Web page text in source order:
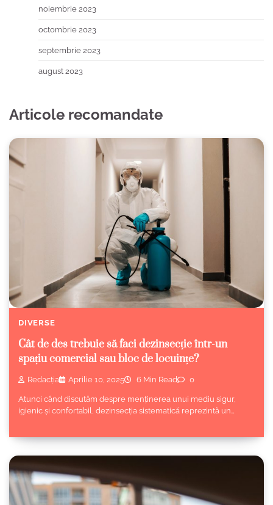
noiembrie 2023
octombrie 2023
septembrie 2023
august 2023
Articole recomandate
DIVERSE
Cât de des trebuie să faci dezinsecție într-un
spațiu comercial sau bloc de locuințe?
Redacția Aprilie 10, 2025 6 Min Read 0
Atunci când discutăm despre menținerea unui mediu sigur,
igienic și confortabil, dezinsecția sistematică reprezintă un…